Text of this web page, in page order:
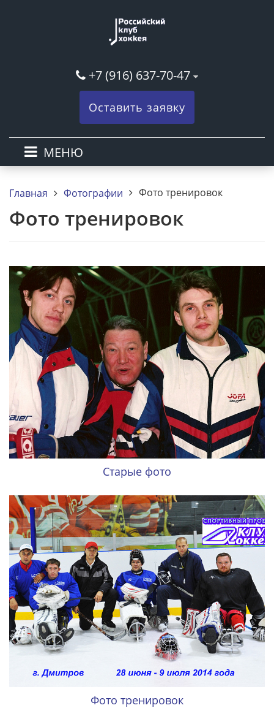
+7 (916) 637-70-47
Оставить заявку
МЕНЮ
Главная Фотографии Фото тренировок
Фото тренировок
Старые фото
Фото тренировок